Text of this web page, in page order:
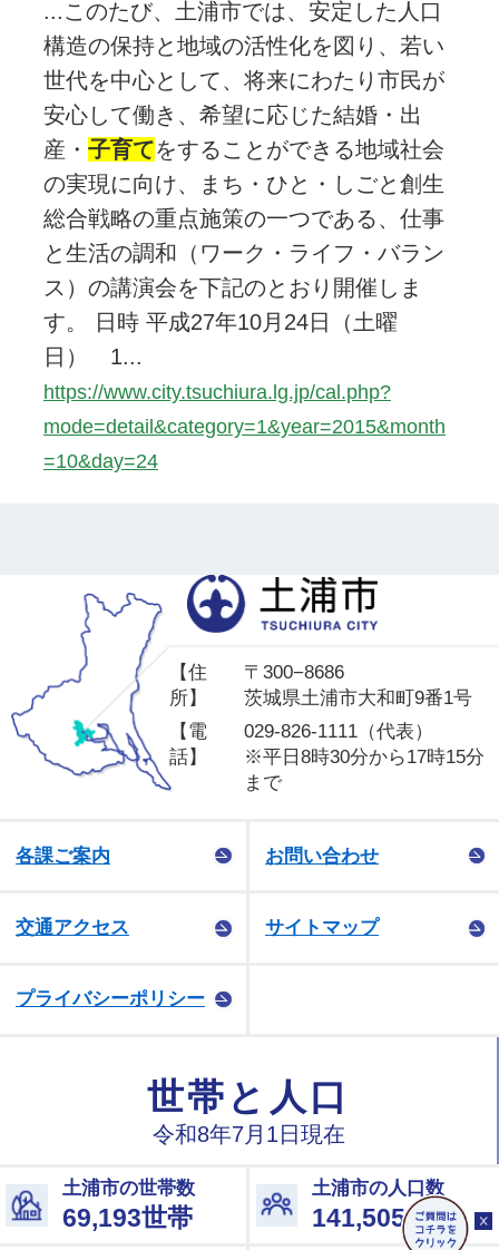
...このたび、土浦市では、安定した人口
構造の保持と地域の活性化を図り、若い
世代を中心として、将来にわたり市民が
安心して働き、希望に応じた結婚・出
産・ 子育てをすることができる地域社会
の実現に向け、まち・ひと・しごと創生
総合戦略の重点施策の一つである、仕事
と生活の調和（ワーク・ライフ・バラン
ス）の講演会を下記のとおり開催しま
す。 日時 平成27年10月24日（土曜
日） 1...
https://www.city.tsuchiura.lg.jp/cal.php?
mode=detail&category=1&year=2015&month
=10&day=24
【住
所】
〒300−8686
茨城県土浦市大和町9番1号
【電
話】
029-826-1111（代表）
※平日8時30分から17時15分
まで
各課ご案内 お問い合わせ
交通アクセス サイトマップ
プライバシーポリシー